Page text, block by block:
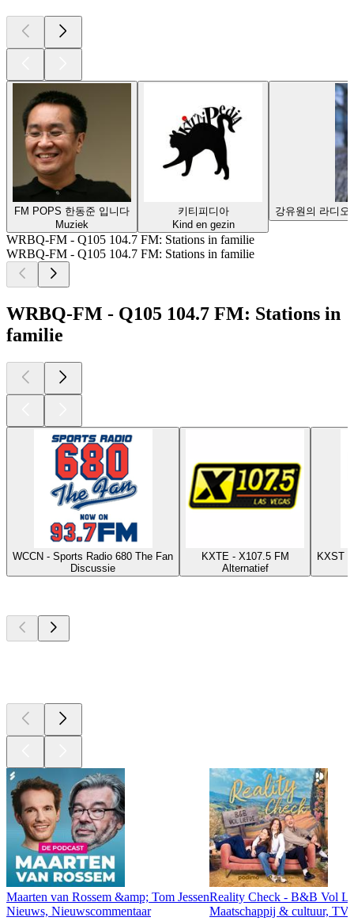
FM POPS 한동준 입니다
Muziek
키티피디아
Kind en gezin
강유원의 라디
WRBQ-FM - Q105 104.7 FM: Stations in familie
WRBQ-FM - Q105 104.7 FM: Stations in familie
WRBQ-FM - Q105 104.7 FM: Stations in
familie
WCCN - Sports Radio 680 The Fan
Discussie
KXTE - X107.5 FM
Alternatief
KXST -
Maarten van Rossem &amp; Tom Jessen
Nieuws, Nieuwscommentaar
Reality Check - B&B Vol
Maatschappij & cultuur,